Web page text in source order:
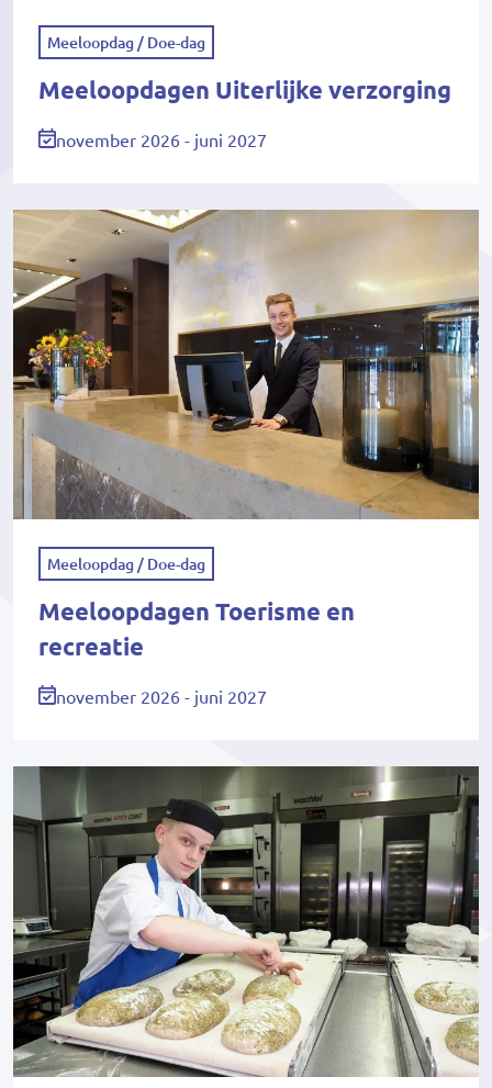
Meeloopdag / Doe-dag
Meeloopdagen Uiterlijke verzorging
november 2026 - juni 2027
Meeloopdag / Doe-dag
Meeloopdagen Toerisme en
recreatie
november 2026 - juni 2027